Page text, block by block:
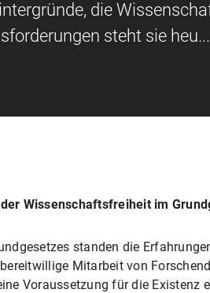
die
steht sie heu...
Wissenschaftsfreiheit im
standen die
Mitarbeit von
Voraussetzung für die